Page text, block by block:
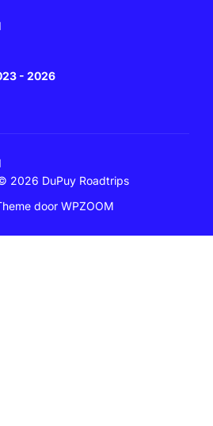
- 2026
2026 DuPuy Roadtrips
door WPZOOM